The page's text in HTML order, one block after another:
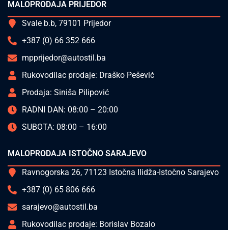
MALOPRODAJA PRIJEDOR
Svale b.b, 79101 Prijedor
+387 (0) 66 352 666
mpprijedor@autostil.ba
Rukovodilac prodaje: Draško Pešević
Prodaja: Siniša Pilipović
RADNI DAN: 08:00 – 20:00
SUBOTA: 08:00 – 16:00
MALOPRODAJA ISTOČNO SARAJEVO
Ravnogorska 26, 71123 Istočna Ilidža-Istočno Sarajevo
+387 (0) 65 806 666
sarajevo@autostil.ba
Rukovodilac prodaje: Borislav Bozalo